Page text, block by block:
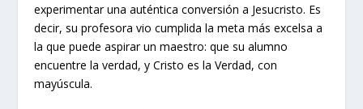
experimentar una auténtica conversión a Jesucristo. Es
decir, su profesora vio cumplida la meta más excelsa a
la que puede aspirar un maestro: que su alumno
encuentre la verdad, y Cristo es la Verdad, con
mayúscula.